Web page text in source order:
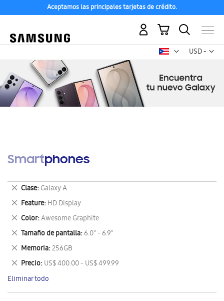
Aceptamos las principales tarjetas de crédito.
USD -
dólar
Mi carrito
Smartphones
Clase Galaxy A
Eliminar
este
artículo
Feature HD Display
Eliminar
este
artículo
Color Awesome Graphite
Eliminar
este
artículo
Tamaño de pantalla 6.0" - 6.9"
Eliminar
este
artículo
Memoria 256GB
Eliminar
este
artículo
Precio US$ 400.00 - US$ 499.99
Eliminar
este
artículo
Eliminar todo